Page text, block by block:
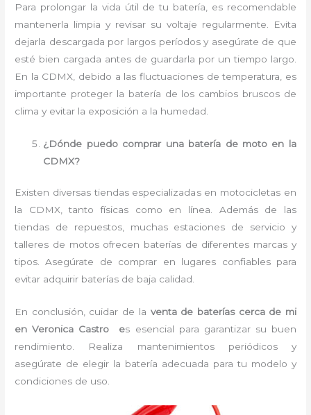
Para prolongar la vida útil de tu batería, es recomendable
mantenerla limpia y revisar su voltaje regularmente. Evita
dejarla descargada por largos períodos y asegúrate de que
esté bien cargada antes de guardarla por un tiempo largo.
En la CDMX, debido a las fluctuaciones de temperatura, es
importante proteger la batería de los cambios bruscos de
clima y evitar la exposición a la humedad.
¿Dónde puedo comprar una batería de moto en la
CDMX?
Existen diversas tiendas especializadas en motocicletas en
la CDMX, tanto físicas como en línea. Además de las
tiendas de repuestos, muchas estaciones de servicio y
talleres de motos ofrecen baterías de diferentes marcas y
tipos. Asegúrate de comprar en lugares confiables para
evitar adquirir baterías de baja calidad.
En conclusión, cuidar de la venta de baterías cerca de mi
en Veronica Castro es esencial para garantizar su buen
rendimiento. Realiza mantenimientos periódicos y
asegúrate de elegir la batería adecuada para tu modelo y
condiciones de uso.